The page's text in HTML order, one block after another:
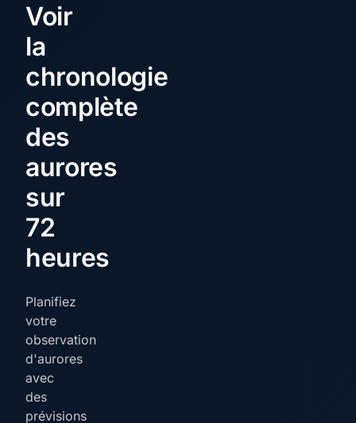
Voir
la
chronologie
complète
des
aurores
sur
72
heures
Planifiez
votre
observation
d'aurores
avec
des
prévisions